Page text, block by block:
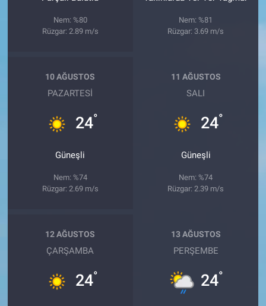
Nem: %80
Rüzgar: 2.89 m/s
Nem: %81
Rüzgar: 3.69 m/s
10 AĞUSTOS
PAZARTESI
24°
Güneşli
Nem: %74
Rüzgar: 2.69 m/s
11 AĞUSTOS
SALI
24°
Güneşli
Nem: %74
Rüzgar: 2.39 m/s
12 AĞUSTOS
ÇARŞAMBA
24°
13 AĞUSTOS
PERŞEMBE
24°